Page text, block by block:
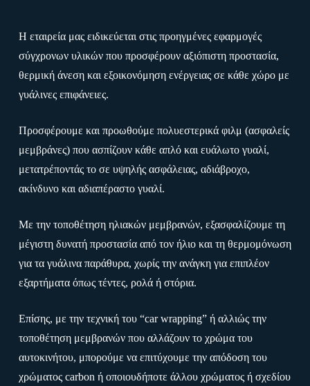
Η εταιρεία μας ειδικεύεται στις προηγμένες εφαρμογές
σύγχρονων υλικών που προσφέρουν αξιόπιστη προστασία,
θερμική άνεση και εξοικονόμηση ενέργειας σε κάθε χώρο με
γυάλινες επιφάνειες.
Προσφέρουμε και προωθούμε πολυεστερικά φιλμ (ασφαλείς
μεμβράνες) που ασπίζουν κάθε απλό και ευάλωτο γυαλί,
μετατρέποντάς το σε υψηλής ασφάλειας, αδιάβροχο,
ακίνδυνο και αδιαπέραστο γυαλί.
Με την τοποθέτηση ηλιακών μεμβρανών, εξασφαλίζουμε τη
μέγιστη δυνατή προστασία από τον ήλιο και τη θερμομόνωση
για τα γυάλινα παράθυρα, χωρίς την ανάγκη για επιπλέον
εξαρτήματα όπως τέντες, ρολά ή στόρια.
Επίσης, με την τεχνική του “car wrapping” ή αλλιώς την
τοποθέτηση μεμβρανών που αλλάζουν το χρώμα του
αυτοκινήτου, μπορούμε να επιτύχουμε την απόδοση του
χρώματος carbon ή οποιουδήποτε άλλου χρώματος ή σχεδίου